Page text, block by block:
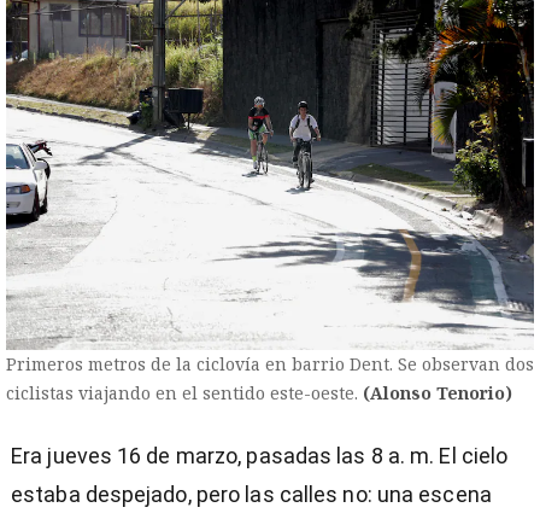
Primeros metros de la ciclovía en barrio Dent. Se observan dos
ciclistas viajando en el sentido este-oeste. (Alonso Tenorio)
Era jueves 16 de marzo, pasadas las 8 a. m. El cielo
estaba despejado, pero las calles no: una escena